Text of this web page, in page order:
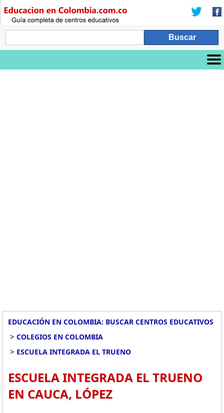
EDUCACIÓN EN COLOMBIA: BUSCAR CENTROS EDUCATIVOS
> COLEGIOS EN COLOMBIA
> ESCUELA INTEGRADA EL TRUENO
ESCUELA INTEGRADA EL TRUENO
EN CAUCA, LÓPEZ